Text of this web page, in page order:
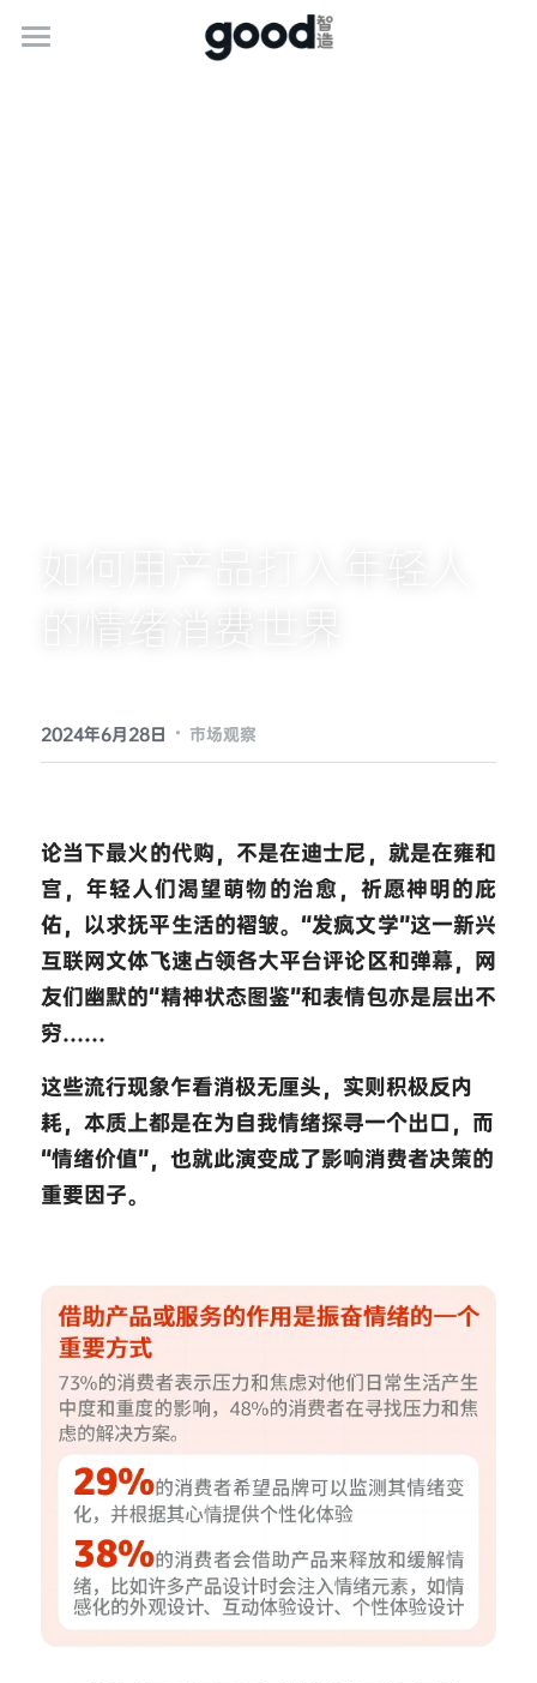
的情绪消费世界
2024年6月28日 · 市场观察
论当下最火的代购，不是在迪士尼，就是在雍和
宫，年轻人们渴望萌物的治愈，祈愿神明的庇
佑，以求抚平生活的褶皱。“发疯文学”这一新兴
互联网文体飞速占领各大平台评论区和弹幕，网
友们幽默的“精神状态图鉴”和表情包亦是层出不
穷……
这些流行现象乍看消极无厘头，实则积极反内
耗，本质上都是在为自我情绪探寻一个出口，而
“情绪价值”，也就此演变成了影响消费者决策的
重要因子。